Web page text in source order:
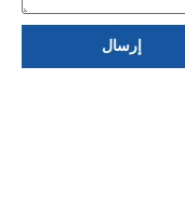
إرسال